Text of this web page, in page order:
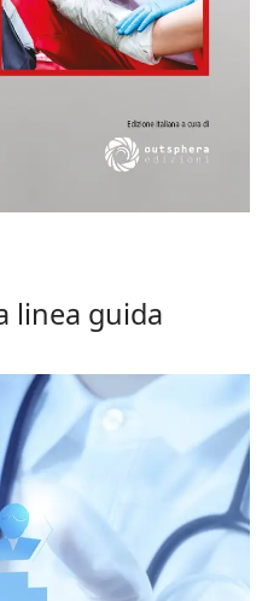
linea guida